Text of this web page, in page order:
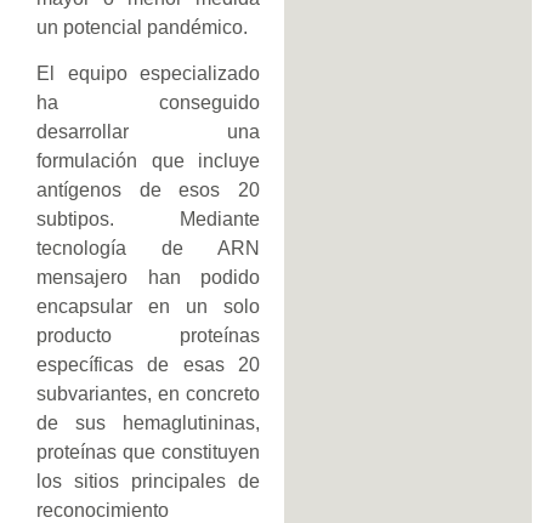
un potencial pandémico.
El equipo especializado
ha conseguido
desarrollar una
formulación que incluye
antígenos de esos 20
subtipos. Mediante
tecnología de ARN
mensajero han podido
encapsular en un solo
producto proteínas
específicas de esas 20
subvariantes, en concreto
de sus hemaglutininas,
proteínas que constituyen
los sitios principales de
reconocimiento